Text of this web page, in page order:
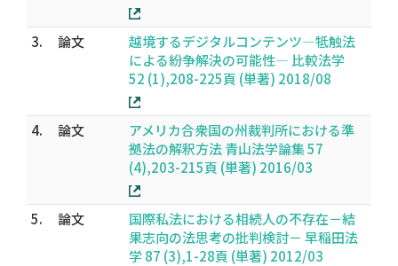
3. 論文
越境するデジタルコンテンツ―牴触法
による紛争解決の可能性― 比較法学
52 (1),208-225頁 (単著) 2018/08
4. 論文
アメリカ合衆国の州裁判所における準
拠法の解釈方法 青山法学論集 57
(4),203-215頁 (単著) 2016/03
5. 論文
国際私法における相続人の不存在－結
果志向の法思考の批判検討－ 早稲田法
学 87 (3),1-28頁 (単著) 2012/03